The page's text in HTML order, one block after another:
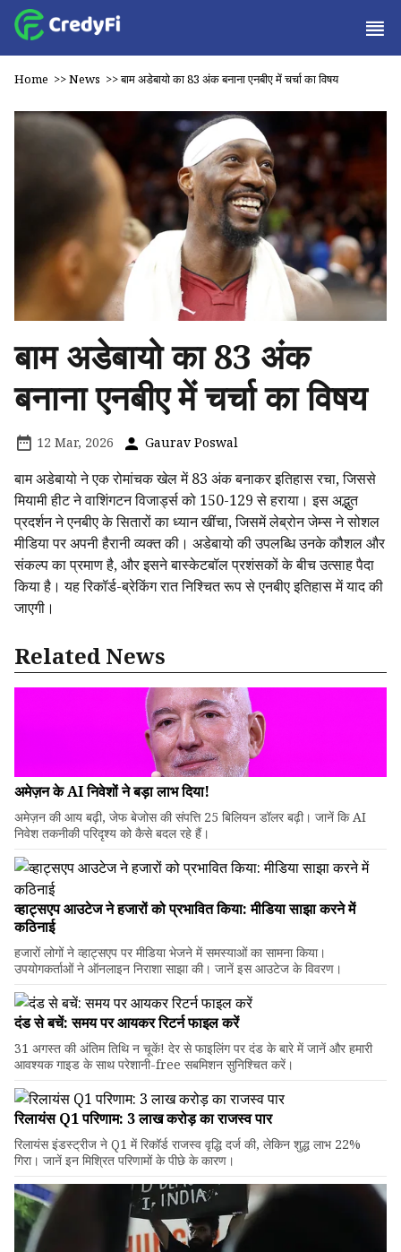
Home >>News >>बाम अडेबायो का 83 अंक बनाना एनबीए में चर्चा का विषय
बाम अडेबायो का 83 अंक
बनाना एनबीए में चर्चा का विषय
12 Mar, 2026 Gaurav Poswal
बाम अडेबायो ने एक रोमांचक खेल में 83 अंक बनाकर इतिहास रचा, जिससे
मियामी हीट ने वाशिंगटन विजार्ड्स को 150-129 से हराया। इस अद्भुत
प्रदर्शन ने एनबीए के सितारों का ध्यान खींचा, जिसमें लेब्रोन जेम्स ने सोशल
मीडिया पर अपनी हैरानी व्यक्त की। अडेबायो की उपलब्धि उनके कौशल और
संकल्प का प्रमाण है, और इसने बास्केटबॉल प्रशंसकों के बीच उत्साह पैदा
किया है। यह रिकॉर्ड-ब्रेकिंग रात निश्चित रूप से एनबीए इतिहास में याद की
जाएगी।
Related News
अमेज़न के AI निवेशों ने बड़ा लाभ दिया!
अमेज़न की आय बढ़ी, जेफ बेजोस की संपत्ति 25 बिलियन डॉलर बढ़ी। जानें कि AI
निवेश तकनीकी परिदृश्य को कैसे बदल रहे हैं।
व्हाट्सएप आउटेज ने हजारों को प्रभावित किया: मीडिया साझा करने में
कठिनाई
हजारों लोगों ने व्हाट्सएप पर मीडिया भेजने में समस्याओं का सामना किया।
उपयोगकर्ताओं ने ऑनलाइन निराशा साझा की। जानें इस आउटेज के विवरण।
दंड से बचें: समय पर आयकर रिटर्न फाइल करें
31 अगस्त की अंतिम तिथि न चूकें! देर से फाइलिंग पर दंड के बारे में जानें और हमारी
आवश्यक गाइड के साथ परेशानी-free सबमिशन सुनिश्चित करें।
रिलायंस Q1 परिणाम: ₹3 लाख करोड़ का राजस्व पार
रिलायंस इंडस्ट्रीज ने Q1 में रिकॉर्ड राजस्व वृद्धि दर्ज की, लेकिन शुद्ध लाभ 22%
गिरा। जानें इन मिश्रित परिणामों के पीछे के कारण।